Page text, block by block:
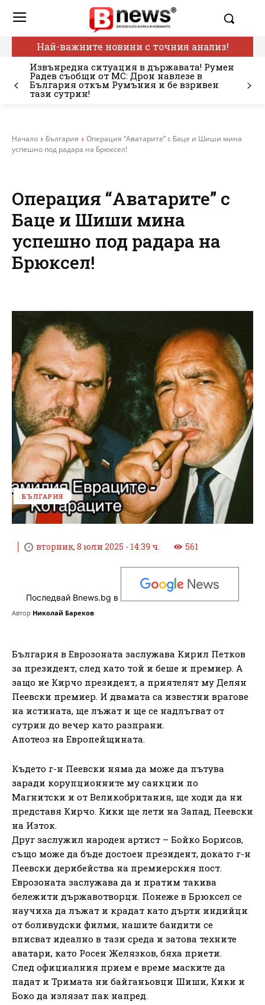
Най-важните новини с точния анализ!
Извънредна ситуация в държавата! Румен
Радев съобщи от МС: Дрон навлезе в
България откъм Румъния и бе взривен
тази сутрин!
Начало България
Операция “Аватарите” с Баце и Шиши мина
успешно под радара на Брюксел!
Операция “Аватарите” с
Баце и Шиши мина
успешно под радара на
Брюксел!
БЪЛГАРИЯ
вторник, 8 юли 2025 - 14:39 ч. 561
Последвай Bnews.bg в
Автор Николай Бареков
България в Еврозоната заслужава Кирил Петков
за президент, след като той и беше и премиер. А
защо не Кирчо президент, а приятелят му Делян
Пеевски премиер. И двамата са известни врагове
на истината, ще лъжат и ще се надлъгват от
сутрин до вечер като разпрани.
Апотеоз на Европейщината.
Където г-н Пеевски няма да може да пътува
заради корупционните му санкции по
Магнитски и от Великобритания, ще ходи да ни
представя Кирчо. Кики ще лети на Запад, Пеевски
на Изток.
Друг заслужил народен артист – Бойко Борисов,
също може да бъде достоен президент, докато г-н
Пеевски дерибейства на премиерския пост.
Еврозоната заслужава да и пратим такива
бележити държавотворци. Понеже в Брюксел се
научиха да лъжат и крадат като дърти индийци
от боливудски филми, нашите бандити се
вписват идеално в тази среда и затова техните
аватари, като Росен Желязков, бяха приети.
След официалния прием е време маските да
падат и Тримата ни байганьовци Шиши, Кики и
Боко да излязат пак напред.